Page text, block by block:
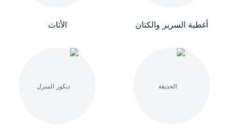
أغطية السرير والكتان الأثاث